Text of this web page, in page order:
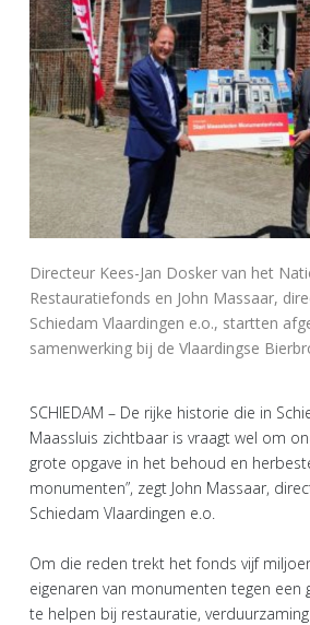
Directeur Kees-Jan Dosker van het
Restauratiefonds en John Massaar,
Schiedam Vlaardingen e.o., startten
samenwerking bij de Vlaardingse
SCHIEDAM – De rijke historie die in
Maassluis zichtbaar is vraagt wel om
grote opgave in het behoud en
monumenten”, zegt John Massaar,
Schiedam Vlaardingen e.o.
Om die reden trekt het fonds vijf
eigenaren van monumenten tegen een
te helpen bij restauratie,